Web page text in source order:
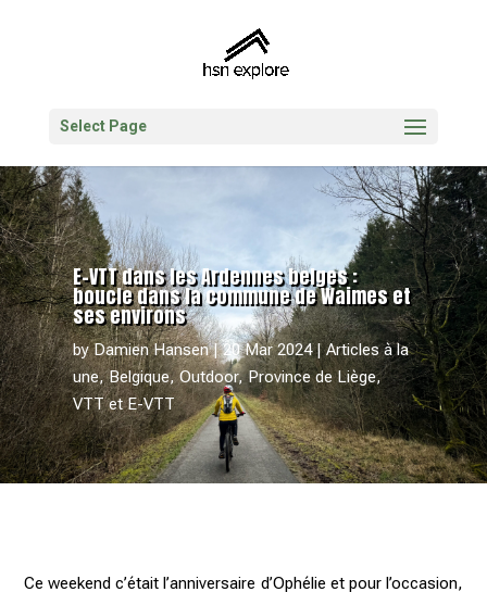
Select Page
E-VTT dans les Ardennes belges :
boucle dans la commune de Waimes et
ses environs
byDamien Hansen 20 Mar 2024
Articles à la
une,Belgique,Outdoor,Province de Liège,
VTT et E-VTT
Ce weekend c’était l’anniversaire d’Ophélie et pour l’occasion,